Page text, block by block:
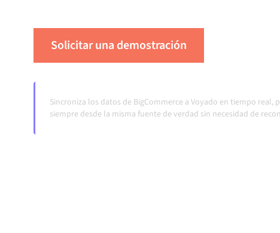
Solicitar una demostración
Sincroniza los datos de BigCommerce a Voyado en tiempo real,
siempre desde la misma fuente de verdad sin necesidad de